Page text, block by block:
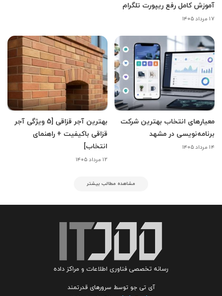
آموزش کامل رفع ریپورت تلگرام
۱۷ مرداد ۱۴۰۵
معیارهای انتخاب بهترین شرکت
برنامه‌نویسی در مشهد
۱۴ مرداد ۱۴۰۵
بهترین آجر قزاقی [5 ویژگی آجر
قزاقی باکیفیت + راهنمای
انتخاب]
۱۲ مرداد ۱۴۰۵
مشاهده مطالب بیشتر
رسانه تخصصی فناوری اطلاعات و مراکز داده
آی تی جو توسط سرورهای قدرتمند